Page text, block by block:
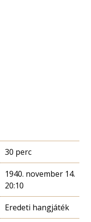
30 perc
1940. november 14.
20:10
Eredeti hangjáték